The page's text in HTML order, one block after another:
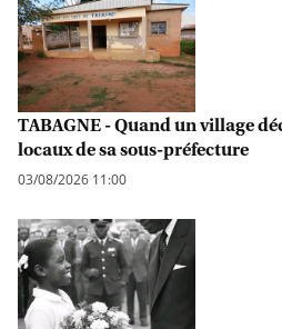
TABAGNE - Quand un village
locaux de sa sous-préfecture
03/08/2026 11:00